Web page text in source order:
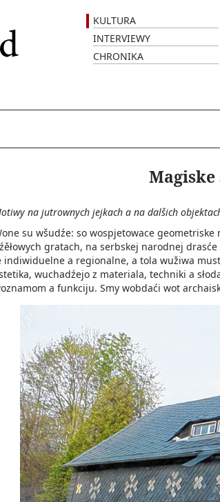
KULTURA
INTERVIEWY
CHRONIKA
Magiske
na jutrownych jejkach a na dalšich
su wšudźe: so wospjetowace
gratach, na serbskej narodnej
indiwiduelne a regionalne, a tola wužiwa
wuchadźejo z materiala, techniki a
a funkciju. Smy wobdaći wot